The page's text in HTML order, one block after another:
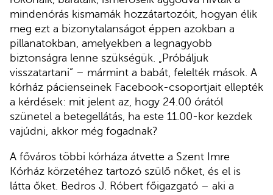
mindenórás kismamák hozzátartozóit, hogyan élik
meg ezt a bizonytalanságot éppen azokban a
pillanatokban, amelyekben a legnagyobb
biztonságra lenne szükségük. „Próbáljuk
visszatartani” – mármint a babát, felelték mások. A
kórház pácienseinek Facebook-csoportjait ellepték
a kérdések: mit jelent az, hogy 24.00 órától
szünetel a betegellátás, ha este 11.00-kor kezdek
vajúdni, akkor még fogadnak?
A főváros többi kórháza átvette a Szent Imre
Kórház körzetéhez tartozó szülő nőket, és el is
látta őket. Bedros J. Róbert főigazgató – aki a